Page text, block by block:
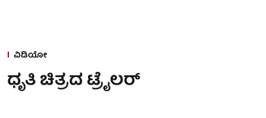
ವಿಡಿಯೋ
ಧೃತಿ ಚಿತ್ರದ ಟ್ರೈಲರ್